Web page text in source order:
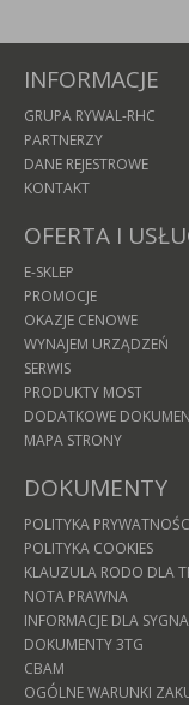
INFORMACJE
GRUPA RYWAL-RHC
PARTNERZY
DANE REJESTROWE
KONTAKT
OFERTA I
E-SKLEP
PROMOCJE
OKAZJE CENOWE
WYNAJEM URZĄDZEŃ
SERWIS
PRODUKTY MOST
DODATKOWE
MAPA STRONY
DOKUMENTY
POLITYKA
POLITYKA COOKIES
KLAUZULA RODO DLA
NOTA PRAWNA
INFORMACJE DLA
DOKUMENTY 3TG
CBAM
OGÓLNE WARUNKI